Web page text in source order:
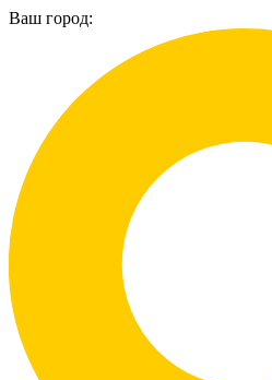
Ваш город: